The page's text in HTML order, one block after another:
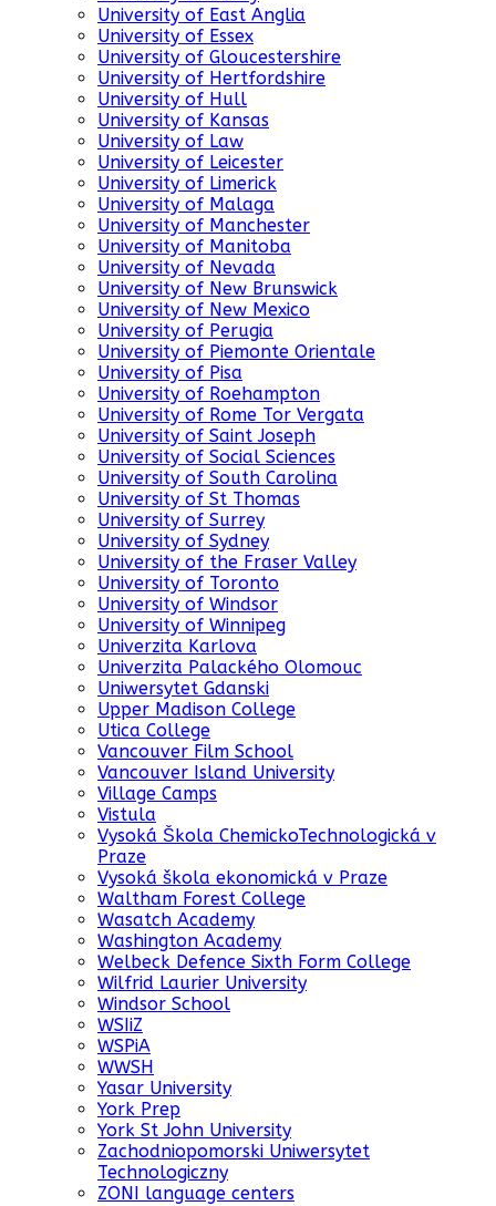
University of East Anglia
University of Essex
University of Gloucestershire
University of Hertfordshire
University of Hull
University of Kansas
University of Law
University of Leicester
University of Limerick
University of Malaga
University of Manchester
University of Manitoba
University of Nevada
University of New Brunswick
University of New Mexico
University of Perugia
University of Piemonte Orientale
University of Pisa
University of Roehampton
University of Rome Tor Vergata
University of Saint Joseph
University of Social Sciences
University of South Carolina
University of St Thomas
University of Surrey
University of Sydney
University of the Fraser Valley
University of Toronto
University of Windsor
University of Winnipeg
Univerzita Karlova
Univerzita Palackého Olomouc
Uniwersytet Gdanski
Upper Madison College
Utica College
Vancouver Film School
Vancouver Island University
Village Camps
Vistula
Vysoká Škola ChemickoTechnologická v
Praze
Vysoká škola ekonomická v Praze
Waltham Forest College
Wasatch Academy
Washington Academy
Welbeck Defence Sixth Form College
Wilfrid Laurier University
Windsor School
WSIiZ
WSPiA
WWSH
Yasar University
York Prep
York St John University
Zachodniopomorski Uniwersytet
Technologiczny
ZONI language centers